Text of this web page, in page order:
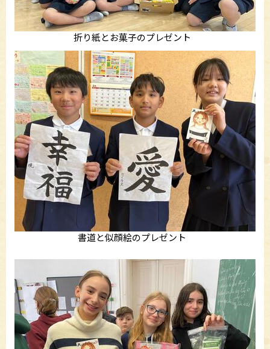
折り紙とお菓子のプレゼント
書道と似顔絵のプレゼント